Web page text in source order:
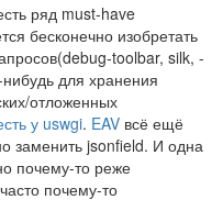
ряд must-have
бесконечно изобретать
toolbar, silk, -
для хранения
отложенных
у uswgi. EAV всё ещё
заменить jsonfield. И одна
почему-то реже
почему-то